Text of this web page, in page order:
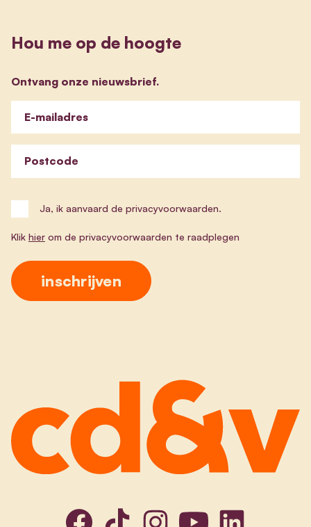
Hou me op de hoogte
Ontvang onze nieuwsbrief.
E-mailadres
Postcode
Ja, ik aanvaard de privacyvoorwaarden.
Klik hier om de privacyvoorwaarden te raadplegen